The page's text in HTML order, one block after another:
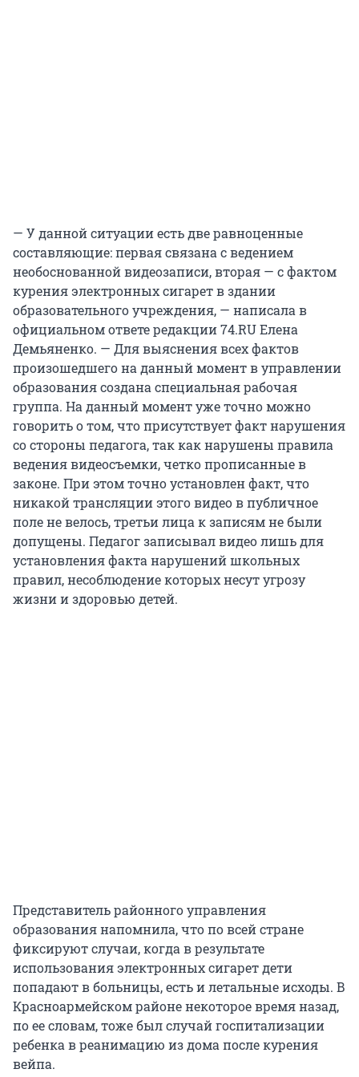
— У данной ситуации есть две равноценные
составляющие: первая связана с ведением
необоснованной видеозаписи, вторая — с фактом
курения электронных сигарет в здании
образовательного учреждения, — написала в
официальном ответе редакции 74.RU Елена
Демьяненко. — Для выяснения всех фактов
произошедшего на данный момент в управлении
образования создана специальная рабочая
группа. На данный момент уже точно можно
говорить о том, что присутствует факт нарушения
со стороны педагога, так как нарушены правила
ведения видеосъемки, четко прописанные в
законе. При этом точно установлен факт, что
никакой трансляции этого видео в публичное
поле не велось, третьи лица к записям не были
допущены. Педагог записывал видео лишь для
установления факта нарушений школьных
правил, несоблюдение которых несут угрозу
жизни и здоровью детей.
Представитель районного управления
образования напомнила, что по всей стране
фиксируют случаи, когда в результате
использования электронных сигарет дети
попадают в больницы, есть и летальные исходы. В
Красноармейском районе некоторое время назад,
по ее словам, тоже был случай госпитализации
ребенка в реанимацию из дома после курения
вейпа.